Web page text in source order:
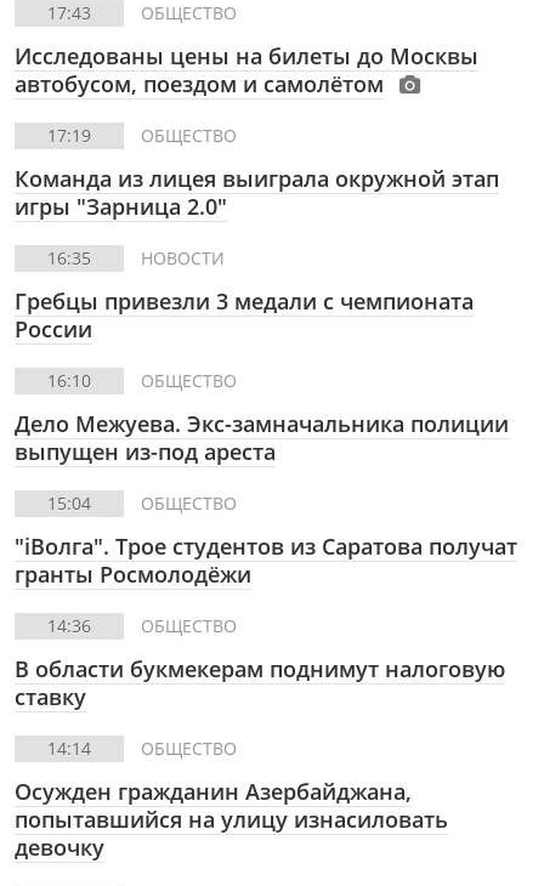
17:43 ОБЩЕСТВО
Исследованы цены на билеты до Москвы
автобусом, поездом и самолётом
17:19 ОБЩЕСТВО
Команда из лицея выиграла окружной этап
игры "Зарница 2.0"
16:35 НОВОСТИ
Гребцы привезли 3 медали с чемпионата
России
16:10 ОБЩЕСТВО
Дело Межуева. Экс-замначальника полиции
выпущен из-под ареста
15:04 ОБЩЕСТВО
"iВолга". Трое студентов из Саратова получат
гранты Росмолодёжи
14:36 ОБЩЕСТВО
В области букмекерам поднимут налоговую
ставку
14:14 ОБЩЕСТВО
Осужден гражданин Азербайджана,
попытавшийся на улицу изнасиловать
девочку